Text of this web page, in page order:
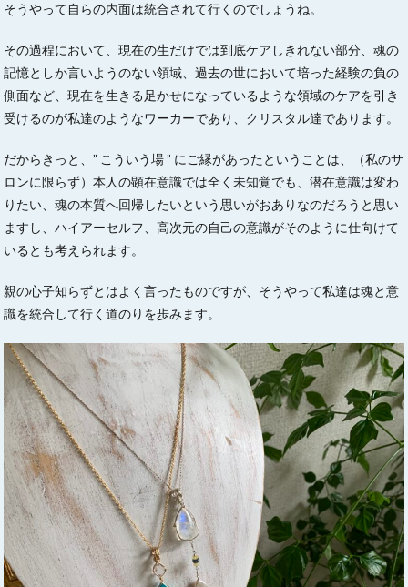
そうやって自らの内面は統合されて行くのでしょうね。
その過程において、現在の生だけでは到底ケアしきれない部分、魂の
記憶としか言いようのない領域、過去の世において培った経験の負の
側面など、現在を生きる足かせになっているような領域のケアを引き
受けるのが私達のようなワーカーであり、クリスタル達であります。
だからきっと、” こういう場 ” にご縁があったということは、（私のサ
ロンに限らず）本人の顕在意識では全く未知覚でも、潜在意識は変わ
りたい、魂の本質へ回帰したいという思いがおありなのだろうと思い
ますし、ハイアーセルフ、高次元の自己の意識がそのように仕向けて
いるとも考えられます。
親の心子知らずとはよく言ったものですが、そうやって私達は魂と意
識を統合して行く道のりを歩みます。